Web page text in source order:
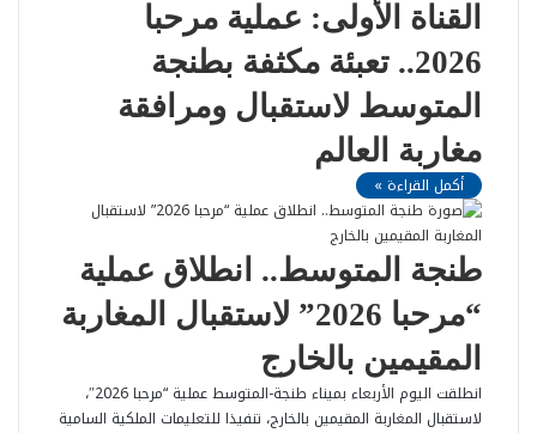
القناة الأولى: عملية مرحبا
2026.. تعبئة مكثفة بطنجة
المتوسط لاستقبال ومرافقة
مغاربة العالم
أكمل القراءة »
طنجة المتوسط.. انطلاق عملية
“مرحبا 2026” لاستقبال المغاربة
المقيمين بالخارج
انطلقت اليوم الأربعاء بميناء طنجة-المتوسط عملية “مرحبا 2026″،
لاستقبال المغاربة المقيمين بالخارج، تنفيذا للتعليمات الملكية السامية